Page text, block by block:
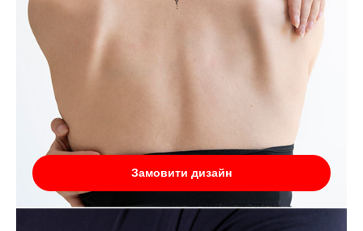
Замовити дизайн